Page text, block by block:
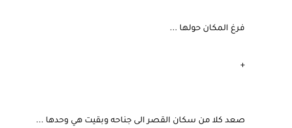
فرغ المكان حولها ...
+
صعد كلا من سكان القصر الى جناحه وبقيت هي وحدها ...